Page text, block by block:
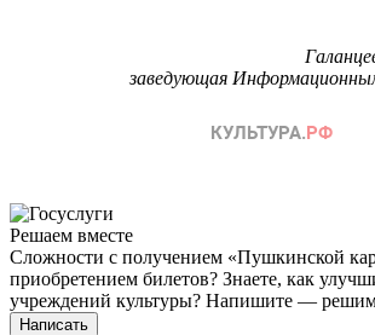
заведующая
Решаем вместе
Сложности с получением «Пушкинской
приобретением билетов? Знаете, как
учреждений культуры? Напишите —
Написать